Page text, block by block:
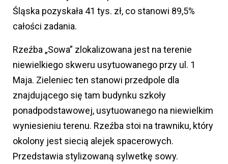
Śląska pozyskała 41 tys. zł, co stanowi 89,5%
całości zadania.
Rzeźba „Sowa” zlokalizowana jest na terenie
niewielkiego skweru usytuowanego przy ul. 1
Maja. Zieleniec ten stanowi przedpole dla
znajdującego się tam budynku szkoły
ponadpodstawowej, usytuowanego na niewielkim
wyniesieniu terenu. Rzeźba stoi na trawniku, który
okolony jest siecią alejek spacerowych.
Przedstawia stylizowaną sylwetkę sowy.